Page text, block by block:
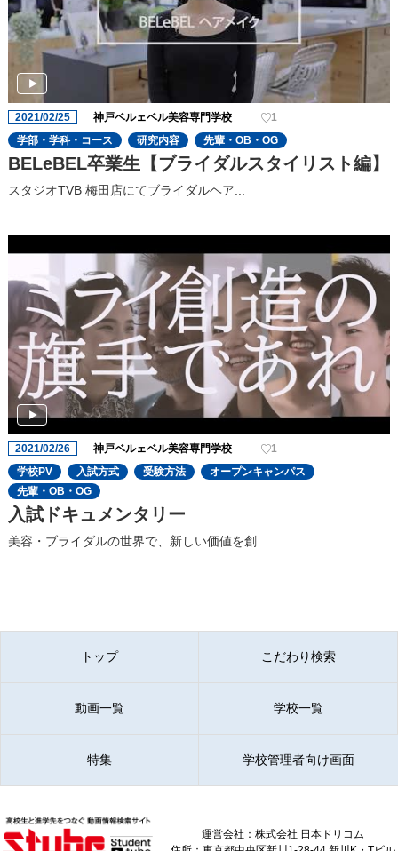
2021/02/25 神戸ベルェベル美容専門学校
1
学部・学科・コース
研究内容 先輩・OB・OG
BELeBEL卒業生【ブライダルスタイリスト編】
スタジオTVB 梅田店にてブライダルヘア...
2021/02/26 神戸ベルェベル美容専門学校
1
学校PV
入試方式 受験方法
オープンキャンパス
先輩・OB・OG
入試ドキュメンタリー
美容・ブライダルの世界で、新しい価値を創...
トップ こだわり検索
動画一覧 学校一覧
特集 学校管理者向け画面
運営会社：株式会社 日本ドリコム